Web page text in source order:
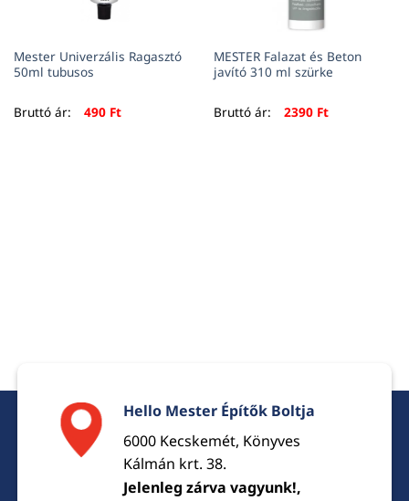
Mester Univerzális Ragasztó
50ml tubusos
Bruttó ár: 490 Ft
MESTER Falazat és Beton
javító 310 ml szürke
Bruttó ár: 2390 Ft
Hello Mester Építők Boltja
6000 Kecskemét, Könyves
Kálmán krt. 38.
Jelenleg zárva vagyunk!,